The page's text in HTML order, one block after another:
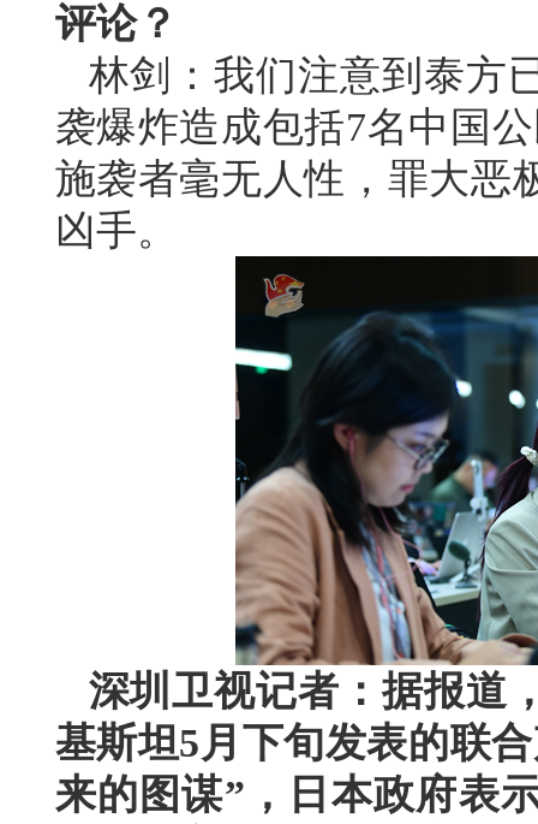
评论？
林剑：我们注意到泰方
袭爆炸造成包括7名中国
施袭者毫无人性，罪大恶
凶手。
深圳卫视记者：据报道
基斯坦5月下旬发表的联
来的图谋”，日本政府表